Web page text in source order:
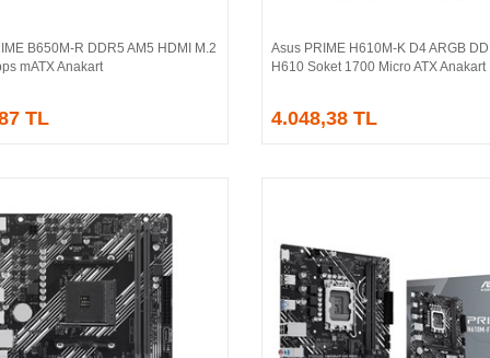
Sepete Ekle
B650M-R DDR5 AM5 HDMI M.2
mATX Anakart
TL
Sepete Ekle
Asus PRIME H610M-K D4 ARGB
H610 Soket 1700 Micro ATX Anakart
4.048,38 TL